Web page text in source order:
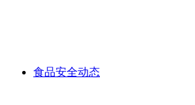
食品安全动态